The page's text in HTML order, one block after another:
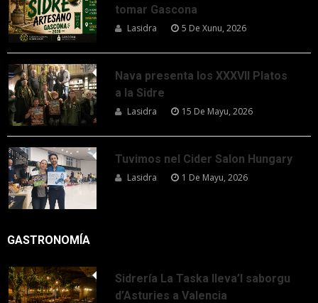
tomar Gascona
Lasidra 5 De Xunu, 2026
Nava presenta los XXXVII Platos
a la Sidre
Lasidra 15 De Mayu, 2026
Tuvimos nel Cider Salon Hungary
Lasidra 1 De Mayu, 2026
GASTRONOMÍA
Sidrería La Taska lleva’l saborgu
d’Asturies a Valencia